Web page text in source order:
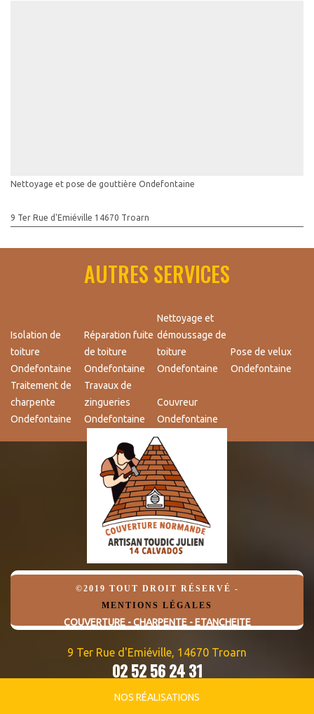
NOS RÉALISATIONS
Nettoyage et pose de gouttière Ondefontaine
9 Ter Rue d'Emiéville 14670 Troarn
AUTRES SERVICES
Isolation de
toiture
Ondefontaine
Réparation fuite
de toiture
Ondefontaine
Nettoyage et
démoussage de
toiture
Ondefontaine
Pose de velux
Ondefontaine
Traitement de
charpente
Ondefontaine
Travaux de
zingueries
Ondefontaine
Couvreur
Ondefontaine
©2019 TOUT DROIT RÉSERVÉ -
MENTIONS LÉGALES
COUVERTURE - CHARPENTE - ETANCHEITE
9 Ter Rue d'Emiéville, 14670 Troarn
02 52 56 24 31
06 82 95 09 32